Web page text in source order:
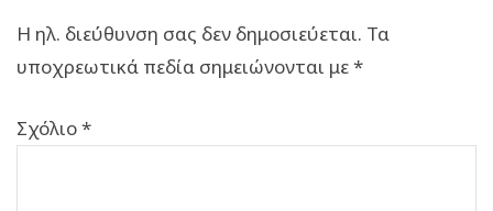
Η ηλ. διεύθυνση σας δεν δημοσιεύεται. Τα
υποχρεωτικά πεδία σημειώνονται με*
Σχόλιο*